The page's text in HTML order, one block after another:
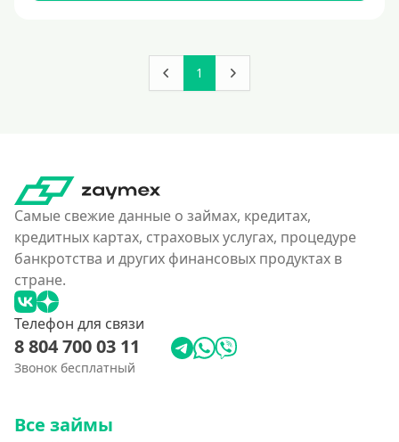
1
Самые свежие данные о займах, кредитах,
кредитных картах, страховых услугах, процедуре
банкротства и других финансовых продуктах в
стране.
Телефон для связи
8 804 700 03 11
Звонок бесплатный
Все займы